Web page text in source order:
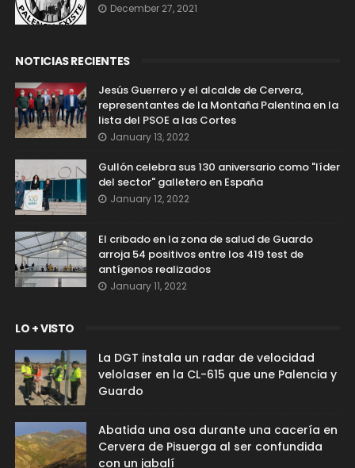
December 27, 2021
NOTICIAS RECIENTES
Jesús Guerrero y el alcalde de Cervera,
representantes de la Montaña Palentina en la
lista del PSOE a las Cortes
January 13, 2022
Gullón celebra sus 130 aniversario como "líder
del sector" galletero en España
January 12, 2022
El cribado en la zona de salud de Guardo
arroja 54 positivos entre los 419 test de
antígenos realizados
January 11, 2022
LO + VISTO
La DGT instala un radar de velocidad
velolaser en la CL-615 que une Palencia y
Guardo
Abatida una osa durante una cacería en
Cervera de Pisuerga al ser confundida
con un jabalí